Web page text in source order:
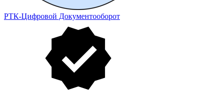
РТК-Цифровой Документооборот